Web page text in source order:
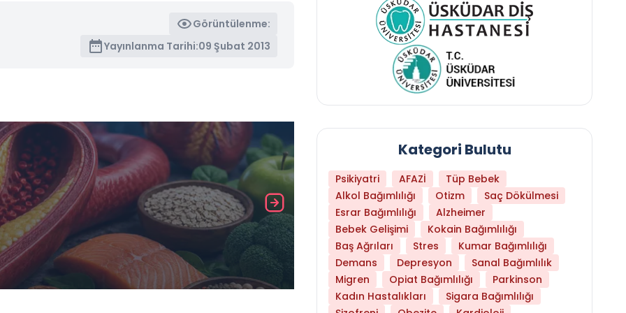
Görüntülenme:
Yayınlanma Tarihi:09 Şubat 2013
Daha Az Protein Tüketmek Yaşlanmayı
Kategori Bulutu
Psikiyatri AFAZİ
Tüp Bebek
Alkol Bağımlılığı
Otizm
Saç Dökülmesi
Esrar Bağımlılığı
Alzheimer
Bebek Gelişimi
Kokain Bağımlılığı
Baş Ağrıları
Stres
Kumar Bağımlılığı
Demans
Depresyon
Sanal Bağımlılık
Migren
Opiat Bağımlılığı
Parkinson
Kadın Hastalıkları
Sigara Bağımlılığı